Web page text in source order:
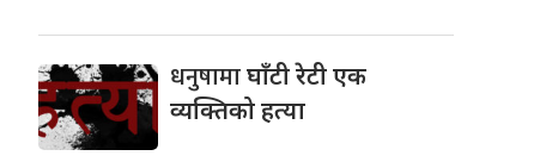
धनुषामाघाँटी रेटी एक
व्यक्तिको हत्या